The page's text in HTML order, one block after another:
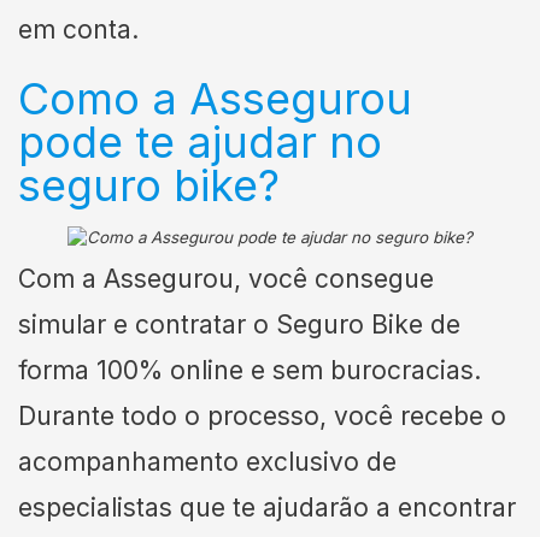
em conta.
Como a Assegurou
pode te ajudar no
seguro bike?
Com a Assegurou, você consegue
simular e contratar o Seguro Bike de
forma 100% online e sem burocracias.
Durante todo o processo, você recebe o
acompanhamento exclusivo de
especialistas que te ajudarão a encontrar